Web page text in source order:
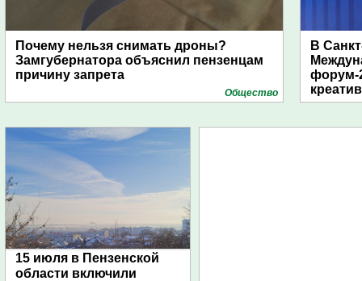
Почему нельзя снимать дроны?
Замгубернатора объяснил пензенцам
причину запрета
Общество
В
форум-
15 июля в Пензенской
области включили